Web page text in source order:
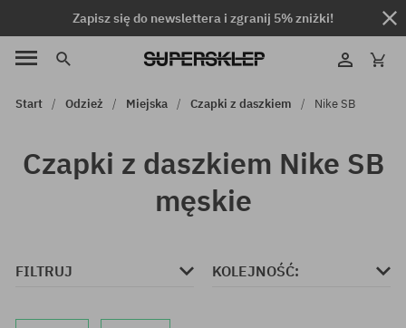
Zapisz się do newslettera i zgranij 5% zniżki!
Start Odzież Miejska Czapki z daszkiem Nike SB
Czapki z daszkiem Nike SB
męskie
FILTRUJ KOLEJNOŚĆ: